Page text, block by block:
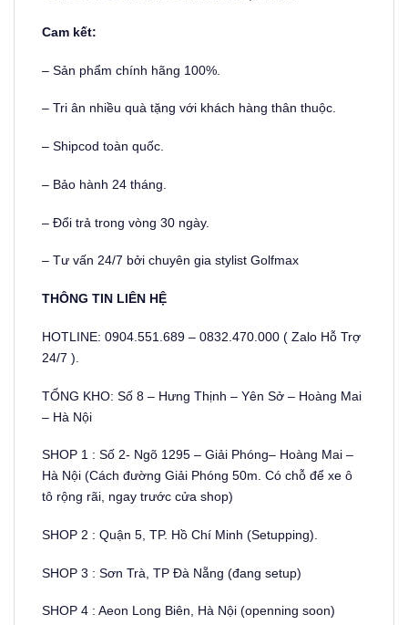
Cam kết:
– Sản phẩm chính hãng 100%.
– Tri ân nhiều quà tặng với khách hàng thân thuộc.
– Shipcod toàn quốc.
– Bảo hành 24 tháng.
– Đổi trả trong vòng 30 ngày.
– Tư vấn 24/7 bởi chuyên gia stylist Golfmax
THÔNG TIN LIÊN HỆ
HOTLINE: 0904.551.689 – 0832.470.000 ( Zalo Hỗ Trợ
24/7 ).
TỔNG KHO: Số 8 – Hưng Thịnh – Yên Sở – Hoàng Mai
– Hà Nội
SHOP 1 : Số 2- Ngõ 1295 – Giải Phóng– Hoàng Mai –
Hà Nội (Cách đường Giải Phóng 50m. Có chỗ để xe ô
tô rộng rãi, ngay trước cửa shop)
SHOP 2 : Quận 5, TP. Hồ Chí Minh (Setupping).
SHOP 3 : Sơn Trà, TP Đà Nẵng (đang setup)
SHOP 4 : Aeon Long Biên, Hà Nội (openning soon)